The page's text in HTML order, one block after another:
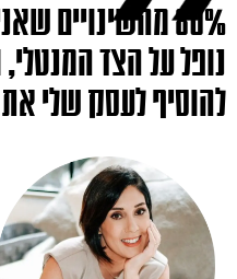
80% מהשינויים
נופל על הצד המנטלי,
להוסיף לעסק שלי